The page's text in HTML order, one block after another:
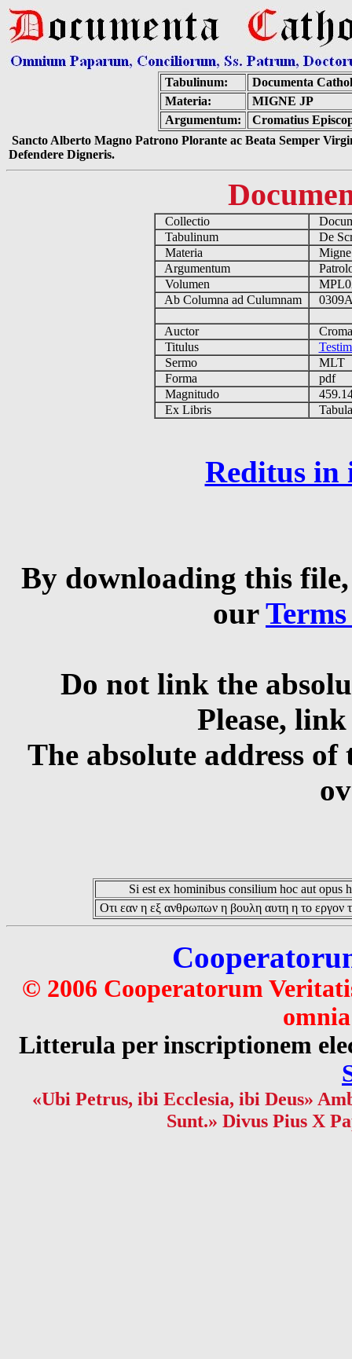
Tabulinum:
Documenta
Materia:
MIGNE JP
Argumentum:
Cromatius
Sancto Alberto Magno Patrono Plorante ac Beata Semper
Defendere Digneris.
Collectio
Tabulinum
De
Materia
Argumentum
Volumen
Ab Columna ad Culumnam
Auctor
Titulus
Sermo
MLT
Forma
pdf
Magnitudo
Ex Libris
Reditus in
By downloading this
our
Do not link the
Please,
The absolute address
Si est ex hominibus consilium hoc aut opus
Οτι εαν η εξ ανθρωπων η βουλη αυτη η το εργον
© 2006 Cooperatorum
Litterula per inscriptionem
«Ubi Petrus, ibi Ecclesia, ibi Deus»
Sunt.» Divus Pius X